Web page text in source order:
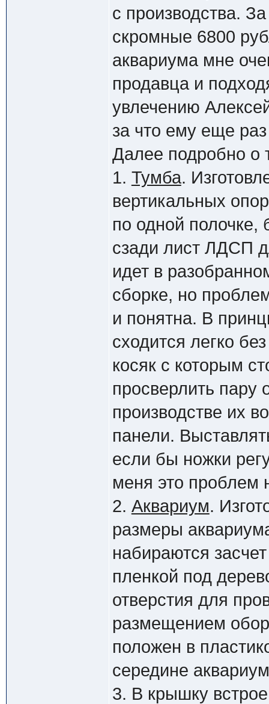
с производства.
скромные 6800
аквариума мне
продавца и
увлечению
за что ему еще
Далее подробно о
1. Тумба.
вертикальных
по одной
сзади лист ЛДСП
идет в
сборке, но
и понятна. В
сходится легко
косяк с которым
просверлить пару
производстве их
панели.
если бы ножки
меня это проблем
2. Аквариум.
размеры
набираются
пленкой под
отверстия для
размещением
положен в
середине
3. В крышку